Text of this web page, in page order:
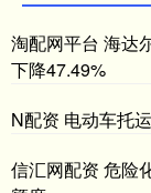
淘配网平台 海达
下降47.49%
N配资 电动车托
信汇网配资 危险